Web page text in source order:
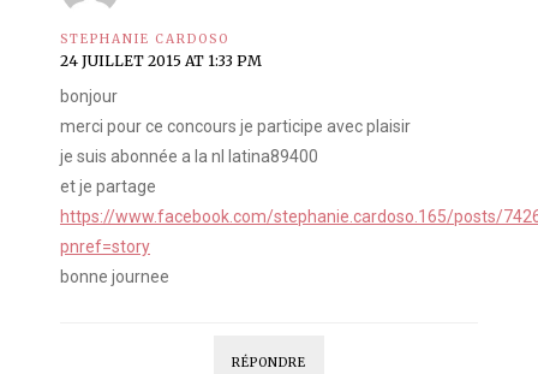
STEPHANIE CARDOSO
24 JUILLET 2015 AT 1:33 PM
bonjour
merci pour ce concours je participe avec plaisir
je suis abonnée a la nl latina89400
et je partage
https://www.facebook.com/stephanie.cardoso.165/posts/
pnref=story
bonne journee
RÉPONDRE